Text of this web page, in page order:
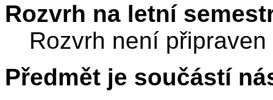
Rozvrh na letní
Rozvrh není připraven
Předmět je součástí